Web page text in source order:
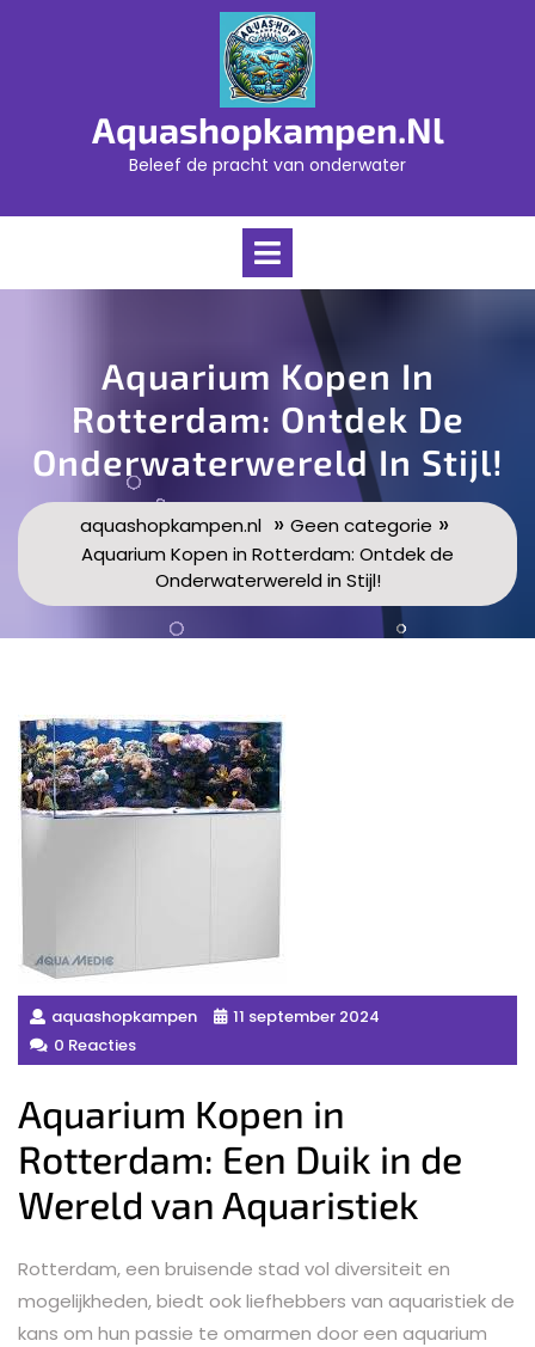
Aquashopkampen.nl
Beleef de pracht van onderwater
Open
Aquarium Kopen In
Rotterdam: Ontdek De
Onderwaterwereld In Stijl!
aquashopkampen.nl » Geen categorie »
Aquarium Kopen in Rotterdam: Ontdek de
Onderwaterwereld in Stijl!
aquashopkampen
11 september 2024
0 Reacties
Aquarium Kopen in
Rotterdam: Een Duik in de
Wereld van Aquaristiek
Rotterdam, een bruisende stad vol diversiteit en
mogelijkheden, biedt ook liefhebbers van aquaristiek de
kans om hun passie te omarmen door een aquarium